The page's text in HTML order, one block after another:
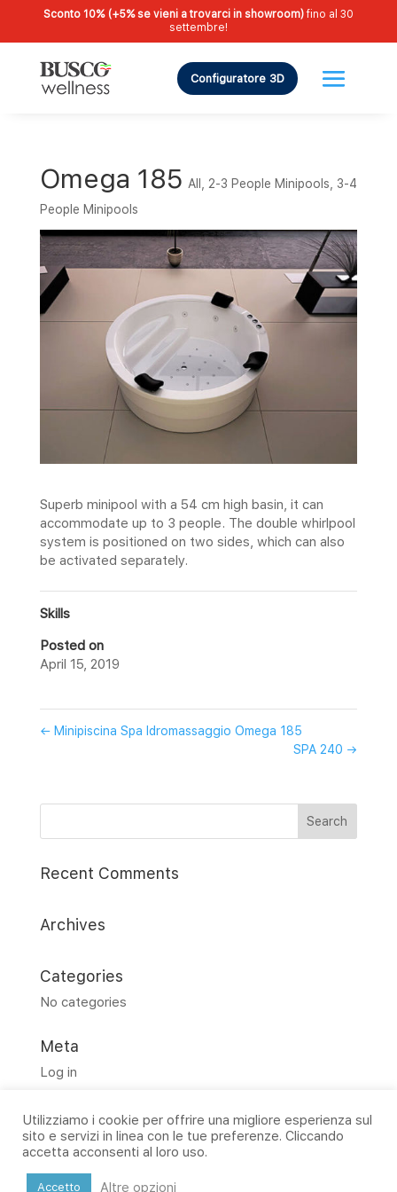
Sconto 10% (+5% se vieni a trovarci in showroom)fino al 30
settembre!
Configuratore 3D
Omega 185 All 2-3 People Minipools
3-4
People Minipools
Superb minipool with a 54 cm high basin, it can
accommodate up to 3 people. The double whirlpool
system is positioned on two sides, which can also
be activated separately.
Skills
Posted on
April 15, 2019
←Minipiscina Spa Idromassaggio Omega 185
SPA 240 →
Recent Comments
Archives
Categories
No categories
Meta
Log in
Comments feed
WordPress.org
Utilizziamo i cookie per offrire una migliore esperienza sul
sito e servizi in linea con le tue preferenze. Cliccando
accetta acconsenti al loro uso.
Accetto Altre opzioni